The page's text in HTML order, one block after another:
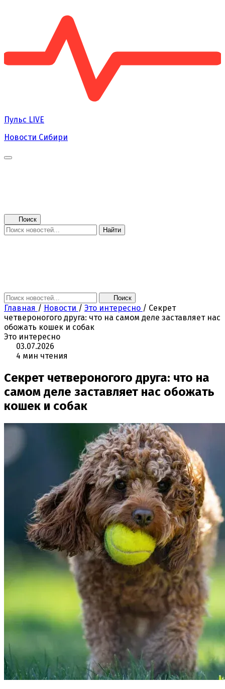
Пульс LIVE
Новости Сибири
Поиск
Найти
Поиск
Главная / Новости / Это интересно / Секрет
четвероногого друга: что на самом деле заставляет нас
обожать кошек и собак
Это интересно
03.07.2026
4 мин чтения
Секрет четвероногого друга: что на
самом деле заставляет нас обожать
кошек и собак